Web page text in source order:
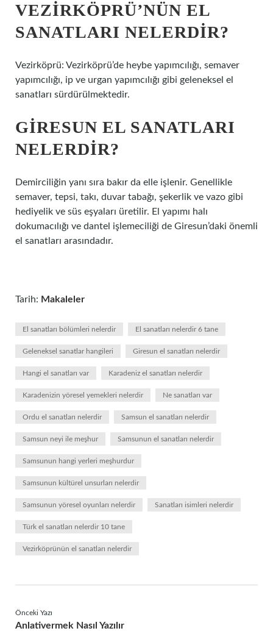
VEZIRKÖPRÜ’NÜN EL
SANATLARI NELERDIR?
Vezirköprü: Vezirköprü’de heybe yapımcılığı, semaver
yapımcılığı, ip ve urgan yapımcılığı gibi geleneksel el
sanatları sürdürülmektedir.
GIRESUN EL SANATLARI
NELERDIR?
Demirciliğin yanı sıra bakır da elle işlenir. Genellikle
semaver, tepsi, takı, duvar tabağı, şekerlik ve vazo gibi
hediyelik ve süs eşyaları üretilir. El yapımı halı
dokumacılığı ve dantel işlemeciliği de Giresun’daki önemli
el sanatları arasındadır.
Tarih: Makaleler
El sanatları bölümleri nelerdir El sanatları nelerdir 6 tane
Geleneksel sanatlar hangileri Giresun el sanatları nelerdir
Hangi el sanatları var Karadeniz el sanatları nelerdir
Karadenizin yöresel yemekleri nelerdir Ne sanatları var
Ordu el sanatları nelerdir Samsun el sanatları nelerdir
Samsun neyi ile meşhur Samsunun el sanatları nelerdir
Samsunun hangi yerleri meşhurdur
Samsunun kültürel unsurları nelerdir
Samsunun yöresel oyunları nelerdir Sanatları isimleri nelerdir
Türk el sanatları nelerdir 10 tane
Vezirköprünün el sanatları nelerdir
Önceki Yazı
Anlativermek Nasıl Yazılır